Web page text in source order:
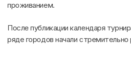
проживанием.
После публикации календаря
ряде городов начали стремительно